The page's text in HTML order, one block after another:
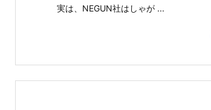
実は、NEGUN社はしゃが ...